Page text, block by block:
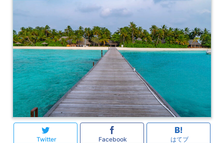
Twitter Facebook はてブ